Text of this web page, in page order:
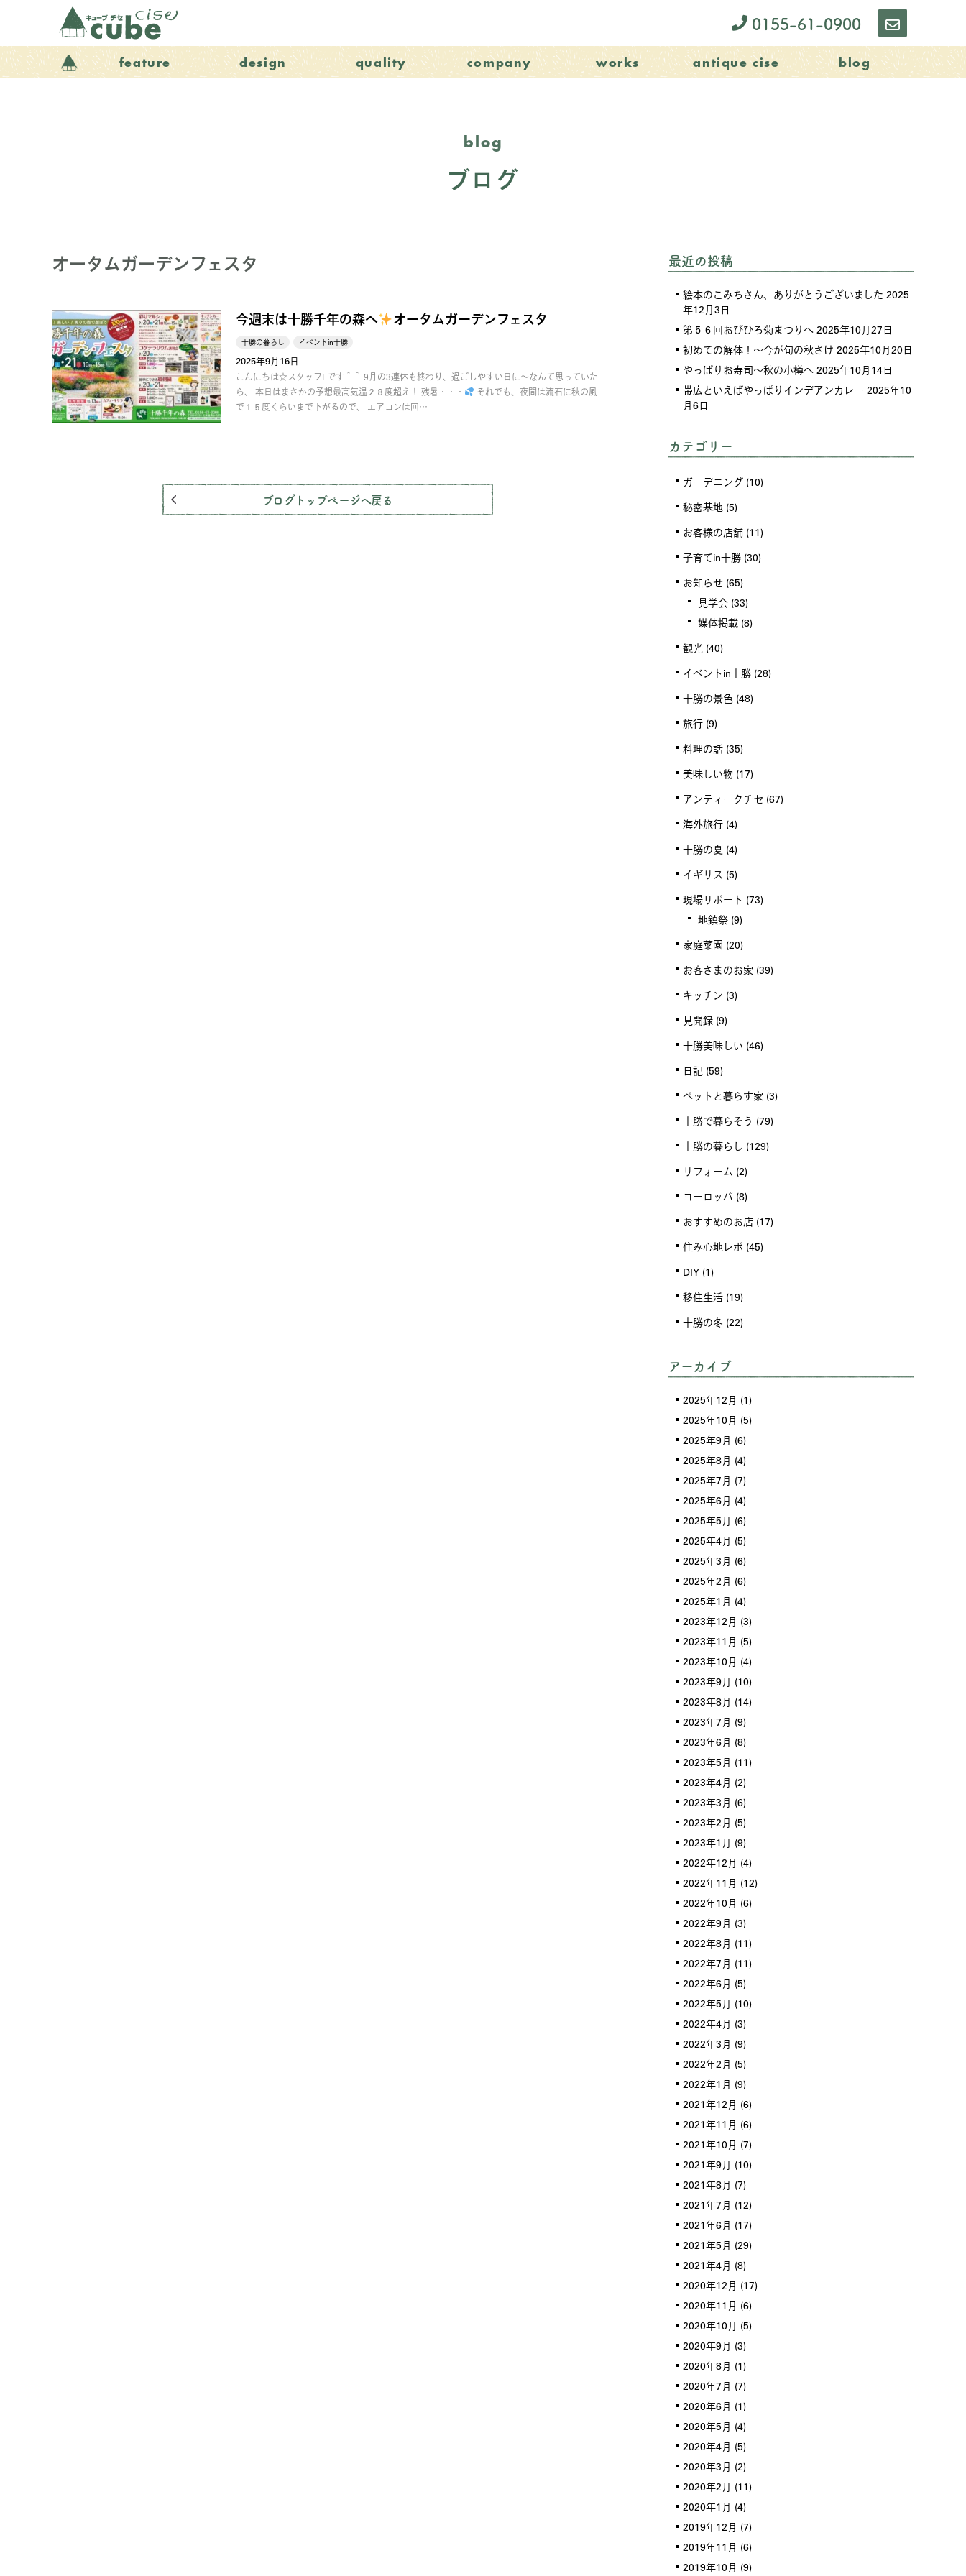
0155-61-0900 お
問
い
feature design quality company works antique cise blog
blog
ブログ
オータムガーデンフェスタ
今週末は十勝千年の森へ オータムガーデンフェスタ
十勝の暮らし イベントin十勝
2025年9月16日
こんにちは☆スタッフEです＾＾ 9月の3連休も終わり、過ごしやすい日に～なんて思っていた
ら、 本日はまさかの予想最高気温２８度超え！ 残暑・・・
それでも、夜間は流石に秋の風
で１５度くらいまで下がるので、 エアコンは回…
ブログトップページへ戻る
最近の投稿
絵本のこみちさん、ありがとうございました 2025
年12月3日
第５６回おびひろ菊まつりへ 2025年10月27日
初めての解体！～今が旬の秋さけ 2025年10月20日
やっぱりお寿司～秋の小樽へ 2025年10月14日
帯広といえばやっぱりインデアンカレー 2025年10
月6日
カテゴリー
ガーデニング (10)
秘密基地 (5)
お客様の店舗 (11)
子育てin十勝 (30)
お知らせ (65)
見学会 (33)
媒体掲載 (8)
観光 (40)
イベントin十勝 (28)
十勝の景色 (48)
旅行 (9)
料理の話 (35)
美味しい物 (17)
アンティークチセ (67)
海外旅行 (4)
十勝の夏 (4)
イギリス (5)
現場リポート (73)
地鎮祭 (9)
家庭菜園 (20)
お客さまのお家 (39)
キッチン (3)
見聞録 (9)
十勝美味しい (46)
日記 (59)
ペットと暮らす家 (3)
十勝で暮らそう (79)
十勝の暮らし (129)
リフォーム (2)
ヨーロッパ (8)
おすすめのお店 (17)
住み心地レポ (45)
DIY (1)
移住生活 (19)
十勝の冬 (22)
アーカイブ
2025年12月 (1)
2025年10月 (5)
2025年9月 (6)
2025年8月 (4)
2025年7月 (7)
2025年6月 (4)
2025年5月 (6)
2025年4月 (5)
2025年3月 (6)
2025年2月 (6)
2025年1月 (4)
2023年12月 (3)
2023年11月 (5)
2023年10月 (4)
2023年9月 (10)
2023年8月 (14)
2023年7月 (9)
2023年6月 (8)
2023年5月 (11)
2023年4月 (2)
2023年3月 (6)
2023年2月 (5)
2023年1月 (9)
2022年12月 (4)
2022年11月 (12)
2022年10月 (6)
2022年9月 (3)
2022年8月 (11)
2022年7月 (11)
2022年6月 (5)
2022年5月 (10)
2022年4月 (3)
2022年3月 (9)
2022年2月 (5)
2022年1月 (9)
2021年12月 (6)
2021年11月 (6)
2021年10月 (7)
2021年9月 (10)
2021年8月 (7)
2021年7月 (12)
2021年6月 (17)
2021年5月 (29)
2021年4月 (8)
2020年12月 (17)
2020年11月 (6)
2020年10月 (5)
2020年9月 (3)
2020年8月 (1)
2020年7月 (7)
2020年6月 (1)
2020年5月 (4)
2020年4月 (5)
2020年3月 (2)
2020年2月 (11)
2020年1月 (4)
2019年12月 (7)
2019年11月 (6)
2019年10月 (9)